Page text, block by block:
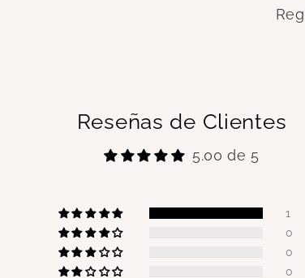
Reseñas de Clientes
5.00 de 5
1
0
0
0